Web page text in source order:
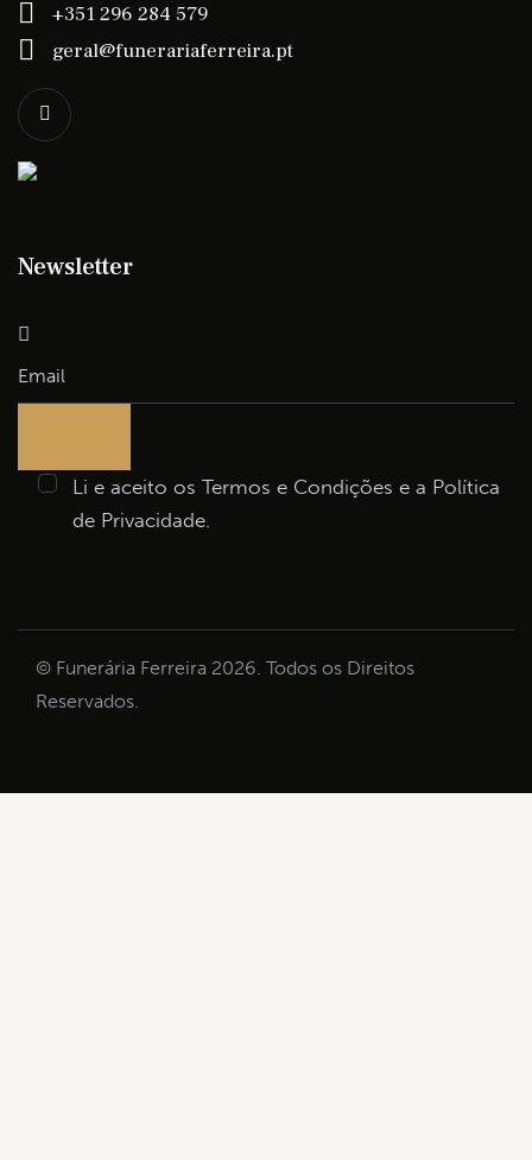
+351 296 284 579
geral@funerariaferreira.pt
Newsletter
Li e aceito osTermos e Condiçõese a Política
de Privacidade
© Funerária Ferreira 2026. Todos os Direitos
Reservados.